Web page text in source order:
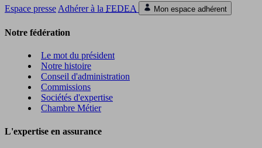
Espace presse Adhérer à la FEDEA Mon espace adhérent
Notre fédération
Le mot du président
Notre histoire
Conseil d'administration
Commissions
Sociétés d'expertise
Chambre Métier
L'expertise en assurance